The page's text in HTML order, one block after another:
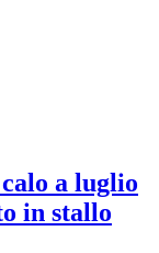
a luglio
in stallo